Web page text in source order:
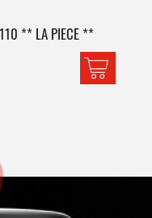
** LA PIECE **